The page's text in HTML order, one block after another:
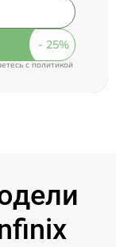
cполитикой